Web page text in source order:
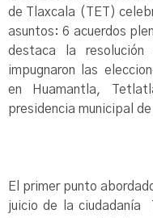
de Tlaxcala (TET)
asuntos: 6 acuerdos
destaca la
impugnaron las
en Huamantla,
presidencia municipal
El primer punto
juicio de la ciudadanía